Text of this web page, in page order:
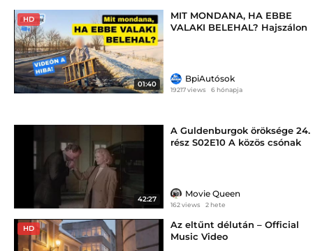
HD
01:40
MIT MONDANA, HA EBBE
VALAKI BELEHAL? Hajszálon
BpiAutósok
19217 views 6 hónapja
42:27
A Guldenburgok öröksége 24.
rész S02E10 A közös csónak
Movie Queen
162 views 2 hete
HD
Az eltűnt délután – Official
Music Video